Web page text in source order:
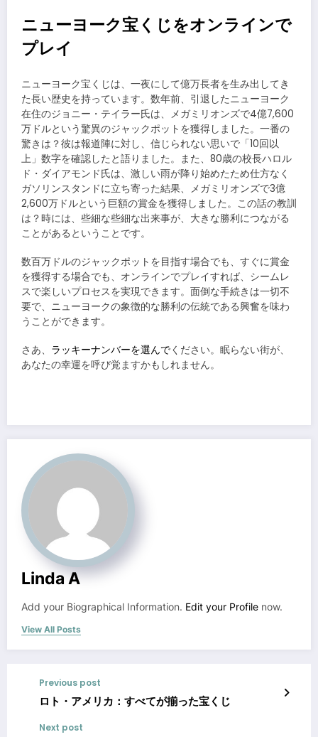
ニューヨーク宝くじをオンラインで
プレイ
ニューヨーク宝くじは、一夜にして億万長者を生み出してき
た長い歴史を持っています。数年前、引退したニューヨーク
在住のジョニー・テイラー氏は、メガミリオンズで4億7,600
万ドルという驚異のジャックポットを獲得しました。一番の
驚きは？彼は報道陣に対し、信じられない思いで「10回以
上」数字を確認したと語りました。また、80歳の校長ハロル
ド・ダイアモンド氏は、激しい雨が降り始めたため仕方なく
ガソリンスタンドに立ち寄った結果、メガミリオンズで3億
2,600万ドルという巨額の賞金を獲得しました。この話の教訓
は？時には、些細な些細な出来事が、大きな勝利につながる
ことがあるということです。
数百万ドルのジャックポットを目指す場合でも、すぐに賞金
を獲得する場合でも、オンラインでプレイすれば、シームレ
スで楽しいプロセスを実現できます。面倒な手続きは一切不
要で、ニューヨークの象徴的な勝利の伝統である興奮を味わ
うことができます。
さあ、 ラッキーナンバーを選んでください。眠らない街が、
あなたの幸運を呼び覚ますかもしれません。
Linda A
Add your Biographical Information. Edit your Profile now.
View All Posts
Previous post
ロト・アメリカ：すべてが揃った宝くじ
Next post